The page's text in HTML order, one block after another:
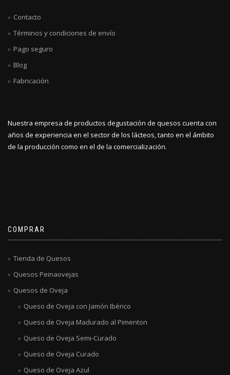
Contacto
Términos y condiciones de envío
Pago seguro
Blog
Fabricación
Nuestra empresa de productos degustación de quesos cuenta con
años de experiencia en el sector de los lácteos, tanto en el ámbito
de la producción como en el de la comercialización.
COMPRAR
Tienda de Quesos
Quesos Peinaovejas
Quesos de Oveja
Queso de Oveja con Jamón Ibérico
Queso de Oveja Madurado al Pimenton
Queso de Oveja Semi-Curado
Queso de Oveja Curado
Queso de Oveja Azul